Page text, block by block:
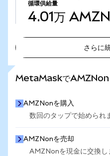
循環供給量
4.01万
さらに
MetaMaskでAMZNon
AMZNonを購入
数回のタップで始められ
AMZNonを売却
AMZNonを現金に交換し